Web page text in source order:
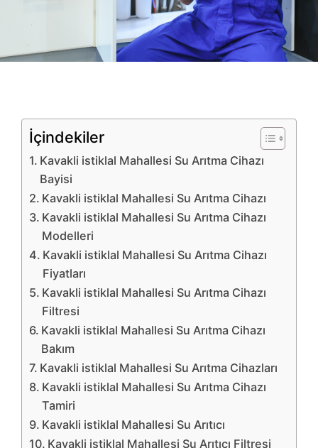
İçindekiler
Kavakli istiklal Mahallesi Su Arıtma Cihazı
Bayisi
Kavakli istiklal Mahallesi Su Arıtma Cihazı
Kavakli istiklal Mahallesi Su Arıtma Cihazı
Modelleri
Kavakli istiklal Mahallesi Su Arıtma Cihazı
Fiyatları
Kavakli istiklal Mahallesi Su Arıtma Cihazı
Filtresi
Kavakli istiklal Mahallesi Su Arıtma Cihazı
Bakım
Kavakli istiklal Mahallesi Su Arıtma Cihazları
Kavakli istiklal Mahallesi Su Arıtma Cihazı
Tamiri
Kavakli istiklal Mahallesi Su Arıtıcı
Kavakli istiklal Mahallesi Su Arıtıcı Filtresi